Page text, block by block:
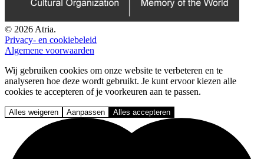
© 2026 Atria.
Privacy- en cookiebeleid
Algemene voorwaarden
Wij gebruiken cookies om onze website te verbeteren en te
analyseren hoe deze wordt gebruikt. Je kunt ervoor kiezen alle
cookies te accepteren of je voorkeuren aan te passen.
Alles weigeren Aanpassen Alles accepteren